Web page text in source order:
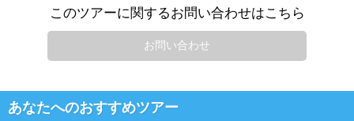
このツアーに関するお問い合わせはこちら
お問い合わせ
あなたへのおすすめツアー